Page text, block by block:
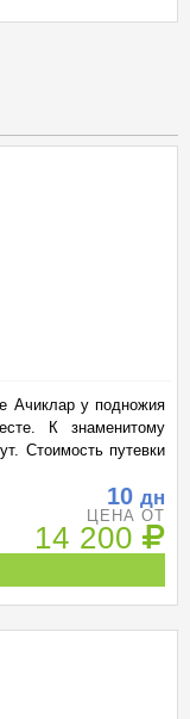
Ачиклар у подножия
К знаменитому
Стоимость путевки
10 дн
ЦЕНА ОТ
14 200